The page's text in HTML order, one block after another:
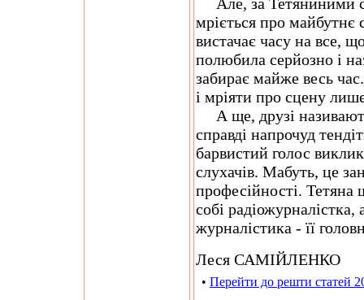
мріється про майбутнє
вистачає часу на все,
полюбила серйозно і
забирає майже весь
і мріяти про сцену
А ще, друзі
справді напрочуд
барвистий голос
слухачів. Мабуть, це
професійності.
собі
журналістика - її
Леся САМІЙЛЕНКО
• Перейти до решти статей